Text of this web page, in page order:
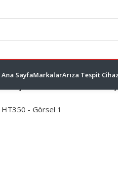
Ana SayfaMarkalarArıza Tespit